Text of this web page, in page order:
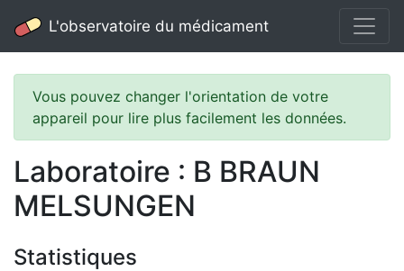
L'observatoire du médicament
Vous pouvez changer l'orientation de votre
appareil pour lire plus facilement les données.
Laboratoire : B BRAUN
MELSUNGEN
Statistiques